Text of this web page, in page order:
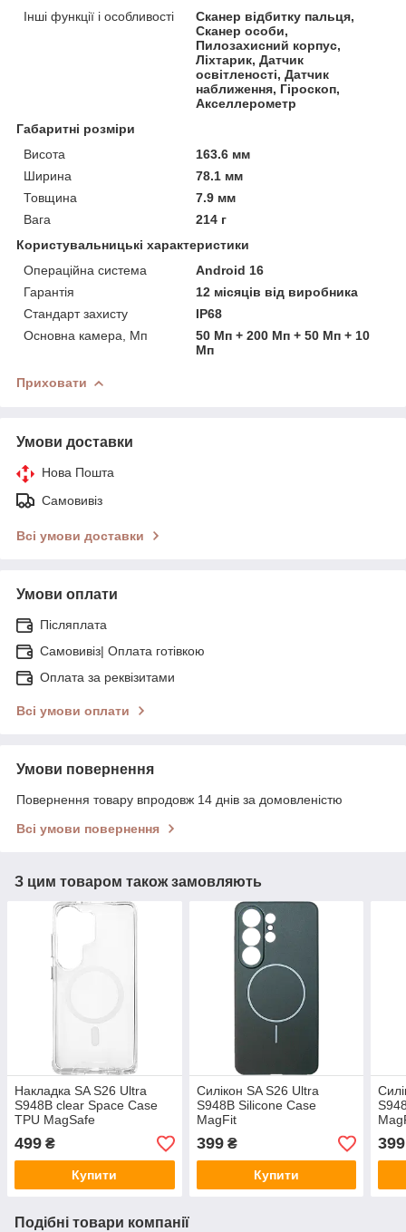
Інші функції і особливості
Сканер відбитку пальця,
Сканер особи,
Пилозахисний корпус,
Ліхтарик, Датчик
освітленості, Датчик
наближення, Гіроскоп,
Акселлерометр
Габаритні розміри
Висота
163.6 мм
Ширина
78.1 мм
Товщина
7.9 мм
Вага
214 г
Користувальницькі характеристики
Операційна система
Android 16
Гарантія
12 місяців від виробника
Стандарт захисту
IP68
Основна камера, Мп
50 Мп + 200 Мп + 50 Мп + 10
Мп
Приховати
Умови доставки
Нова Пошта
Самовивіз
Всі умови доставки
Умови оплати
Післяплата
Самовивіз| Оплата готівкою
Оплата за реквізитами
Всі умови оплати
Умови повернення
Повернення товару впродовж 14 днів за домовленістю
Всі умови повернення
З цим товаром також замовляють
Накладка SA S26 Ultra
S948B clear Space Case
TPU MagSafe
499 ₴
Купити
Силікон SA S26 Ultra
S948B Silicone Case
MagFit
399₴
Купити
399
Подібні товари компанії